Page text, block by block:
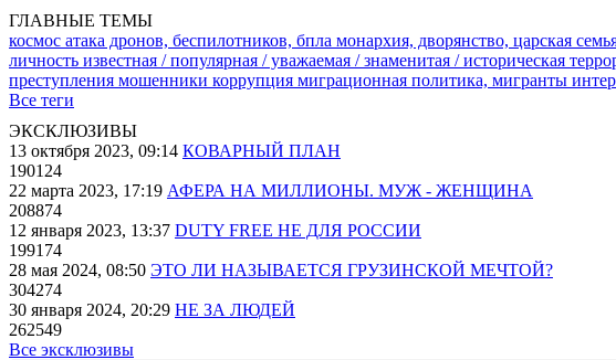
ГЛАВНЫЕ ТЕМЫ
космос атака дронов, беспилотников, бпла монархия, дворянство, царская
личность известная / популярная / уважаемая / знаменитая / историческая
преступления мошенники коррупция миграционная политика, мигранты
Все теги
ЭКСКЛЮЗИВЫ
13 октября 2023, 09:14 КОВАРНЫЙ ПЛАН
190124
22 марта 2023, 17:19 АФЕРА НА МИЛЛИОНЫ. МУЖ - ЖЕНЩИНА
208874
12 января 2023, 13:37 DUTY FREE НЕ ДЛЯ РОССИИ
199174
28 мая 2024, 08:50 ЭТО ЛИ НАЗЫВАЕТСЯ ГРУЗИНСКОЙ МЕЧТОЙ?
304274
30 января 2024, 20:29 НЕ ЗА ЛЮДЕЙ
262549
Все эксклюзивы